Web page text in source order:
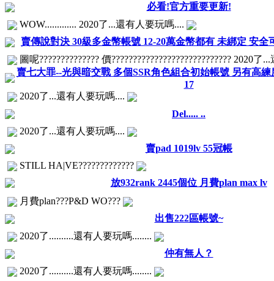
必看!官方重要更新!
WOW............. 2020了...還有人要玩嗎....
賣傳說對決 30級多金幣帳號 12-20萬金幣都有 未綁定 安全
圖呢?????????????? 價???????????????????????????? 2020
賣七大罪--光與暗交戰 多個SSR角色組合初始帳號 另有高練
17
2020了...還有人要玩嗎....
Del..... ..
2020了...還有人要玩嗎....
賣pad 1019lv 55冠帳
STILL HA|VE?????????????
放932rank 2445個位 月費plan max lv
月費plan???P&D WO???
出售222區帳號~
2020了..........還有人要玩嗎........
仲有無人？
2020了..........還有人要玩嗎........